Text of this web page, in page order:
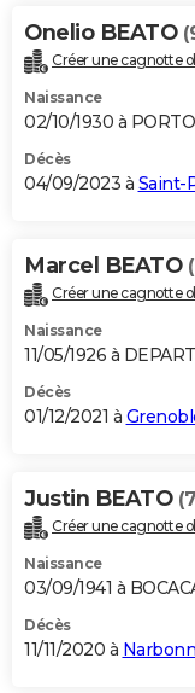
Onelio BEATO
Créer une cagnotte
Naissance
02/10/1930 à
Décès
04/09/2023 à Saint-
Marcel BEATO
Créer une cagnotte
Naissance
11/05/1926 à
Décès
01/12/2021 à
Justin BEATO
Créer une cagnotte
Naissance
03/09/1941 à
Décès
11/11/2020 à